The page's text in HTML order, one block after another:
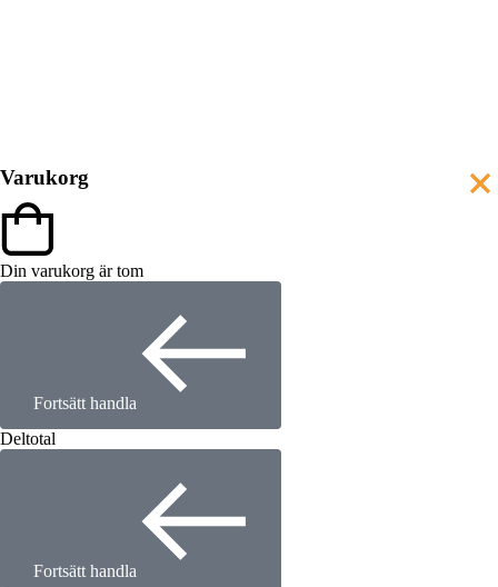
Varukorg
Din varukorg är tom
Fortsätt handla
Deltotal
Fortsätt handla